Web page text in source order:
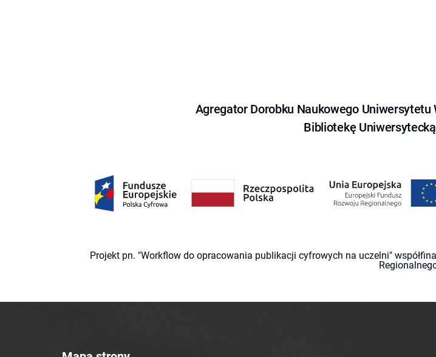
Agregator Dorobku Naukowego
Bibliotekę
Projekt pn. "Workflow do opracowania publikacji cyfrowych na uczelni"